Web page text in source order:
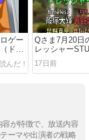
ゲー
ドラ
ト
Qさま7月20日
レッシャー
輝・曽野舜太
優勝への道87
17日前
容が特徴で、放送内容
ーマや出演者の戦略